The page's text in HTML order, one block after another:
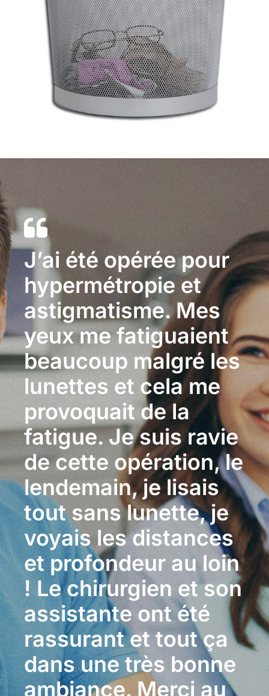
J’ai été opérée pour
hypermétropie et
astigmatisme. Mes
yeux me fatiguaient
beaucoup malgré les
lunettes et cela me
provoquait de la
fatigue. Je suis ravie
de cette opération, le
lendemain, je lisais
tout sans lunette, je
voyais les distances
et profondeur au loin
! Le chirurgien et son
assistante ont été
rassurant et tout ça
dans une très bonne
ambiance. Merci au